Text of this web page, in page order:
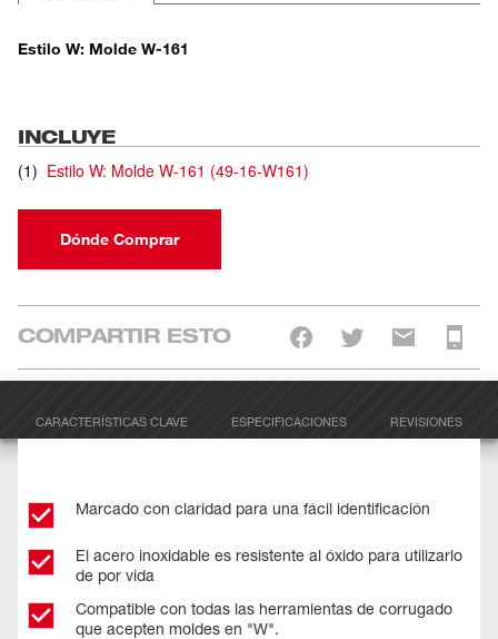
Estilo W: Molde W-161
INCLUYE
(1) Estilo W: Molde W-161 (49-16-W161)
Dónde Comprar
COMPARTIR ESTO
CARACTERÍSTICAS CLAVE ESPECIFICACIONES REVISIONES
Marcado con claridad para una fácil identificación
El acero inoxidable es resistente al óxido para utilizarlo
de por vida
Compatible con todas las herramientas de corrugado
que acepten moldes en "W".